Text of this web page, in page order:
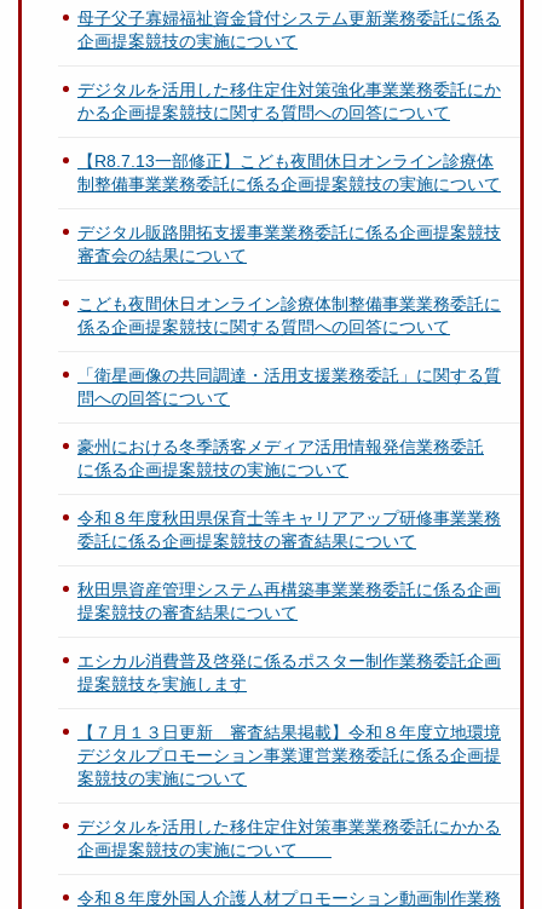
母子父子寡婦福祉資金貸付システム更新業務委託に係る
企画提案競技の実施について
デジタルを活用した移住定住対策強化事業業務委託にか
かる企画提案競技に関する質問への回答について
【R8.7.13一部修正】こども夜間休日オンライン診療体
制整備事業業務委託に係る企画提案競技の実施について
デジタル販路開拓支援事業業務委託に係る企画提案競技
審査会の結果について
こども夜間休日オンライン診療体制整備事業業務委託に
係る企画提案競技に関する質問への回答について
「衛星画像の共同調達・活用支援業務委託」に関する質
問への回答について
豪州における冬季誘客メディア活用情報発信業務委託
に係る企画提案競技の実施について
令和８年度秋田県保育士等キャリアアップ研修事業業務
委託に係る企画提案競技の審査結果について
秋田県資産管理システム再構築事業業務委託に係る企画
提案競技の審査結果について
エシカル消費普及啓発に係るポスター制作業務委託企画
提案競技を実施します
【７月１３日更新 審査結果掲載】令和８年度立地環境
デジタルプロモーション事業運営業務委託に係る企画提
案競技の実施について
デジタルを活用した移住定住対策事業業務委託にかかる
企画提案競技の実施について
令和８年度外国人介護人材プロモーション動画制作業務